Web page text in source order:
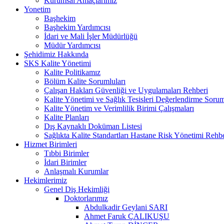
Yonetim
Başhekim
Başhekim Yardımcısı
İdari ve Mali İşler Müdürlüğü
Müdür Yardımcısı
Şehidimiz Hakkında
SKS Kalite Yönetimi
Kalite Politikamız
Bölüm Kalite Sorumluları
Çalışan Hakları Güvenliği ve Uygulamaları Rehberi
Kalite Yönetimi ve Sağlık Tesisleri Değerlendirme
Kalite Yönetim ve Verimlilik Birimi Çalışmaları
Kalite Planları
Dış Kaynaklı Doküman Listesi
Sağlıkta Kalite Standartları Hastane Risk Yönetimi
Hizmet Birimleri
Tıbbi Birimler
İdari Birimler
Anlaşmalı Kurumlar
Hekimlerimiz
Genel Diş Hekimliği
Doktorlarımız
Abdulkadir Geylani SARI
Ahmet Faruk ÇALIKUŞU